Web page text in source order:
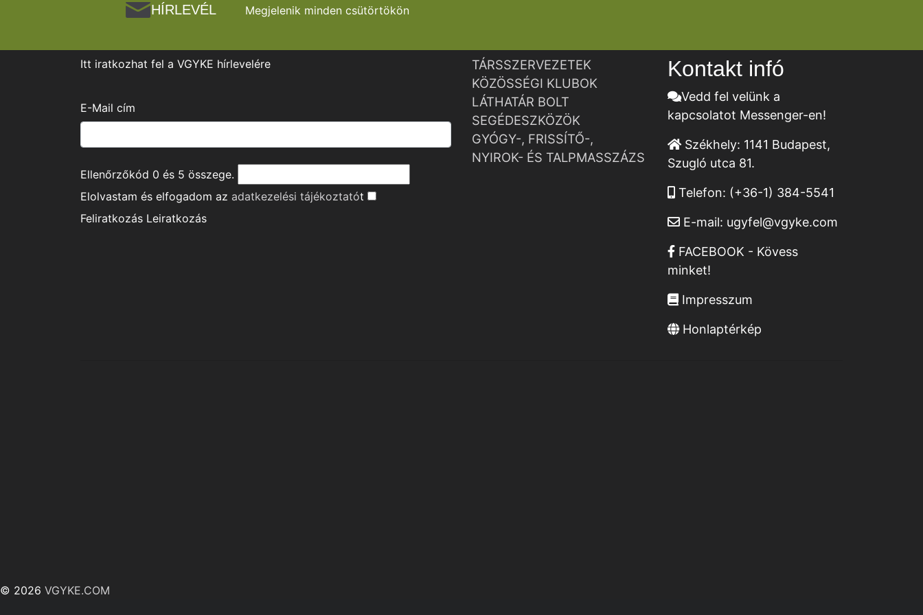
HÍRLEVÉL Megjelenik minden csütörtökön
Itt iratkozhat fel a VGYKE hírlevelére
E-Mail cím
Ellenőrzőkód 0 és 5 összege.
Elolvastam és elfogadom az adatkezelési tájékoztatót
Feliratkozás Leiratkozás
TÁRSSZERVEZETEK
KÖZÖSSÉGI KLUBOK
LÁTHATÁR BOLT
SEGÉDESZKÖZÖK
GYÓGY-, FRISSÍTŐ-,
NYIROK- ÉS TALPMASSZÁZS
Kontakt infó
Vedd fel velünk a
kapcsolatot Messenger-en!
Székhely: 1141 Budapest,
Szugló utca 81.
Telefon: (+36-1) 384-5541
E-mail: ugyfel@vgyke.com
FACEBOOK - Kövess
minket!
Impresszum
Honlaptérkép
© 2026 VGYKE.COM